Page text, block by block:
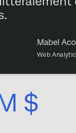
Mabel
Web
$